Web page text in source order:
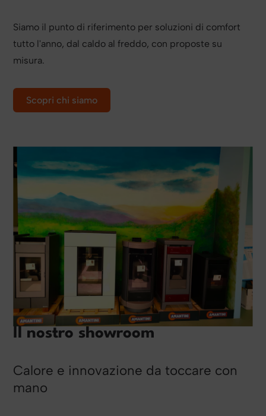
Siamo il punto di riferimento per soluzioni di comfort
tutto l'anno, dal caldo al freddo, con proposte su
misura.
Scopri chi siamo
Il nostro showroom
Calore e innovazione da toccare con
mano